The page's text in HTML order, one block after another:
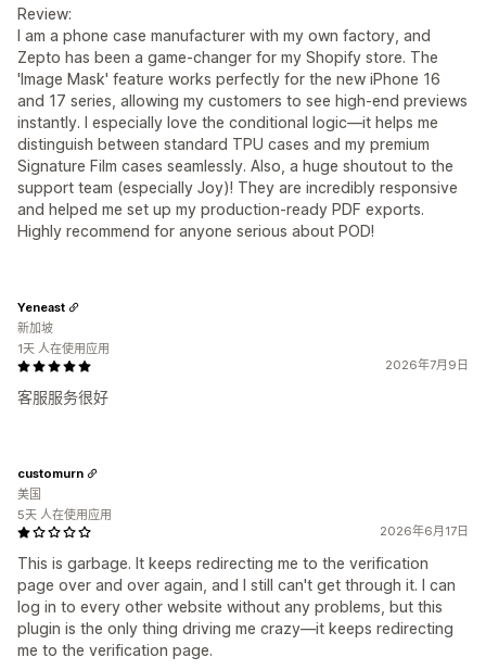
Review:
I am a phone case manufacturer with my own factory, and
Zepto has been a game-changer for my Shopify store. The
'Image Mask' feature works perfectly for the new iPhone 16
and 17 series, allowing my customers to see high-end previews
instantly. I especially love the conditional logic—it helps me
distinguish between standard TPU cases and my premium
Signature Film cases seamlessly. Also, a huge shoutout to the
support team (especially Joy)! They are incredibly responsive
and helped me set up my production-ready PDF exports.
Highly recommend for anyone serious about POD!
2026年7月9日
客服服务很好
Yeneast
新加坡
1天 人在使用应用
2026年6月17日
This is garbage. It keeps redirecting me to the verification
page over and over again, and I still can't get through it. I can
log in to every other website without any problems, but this
plugin is the only thing driving me crazy—it keeps redirecting
me to the verification page.
customurn
美国
5天 人在使用应用